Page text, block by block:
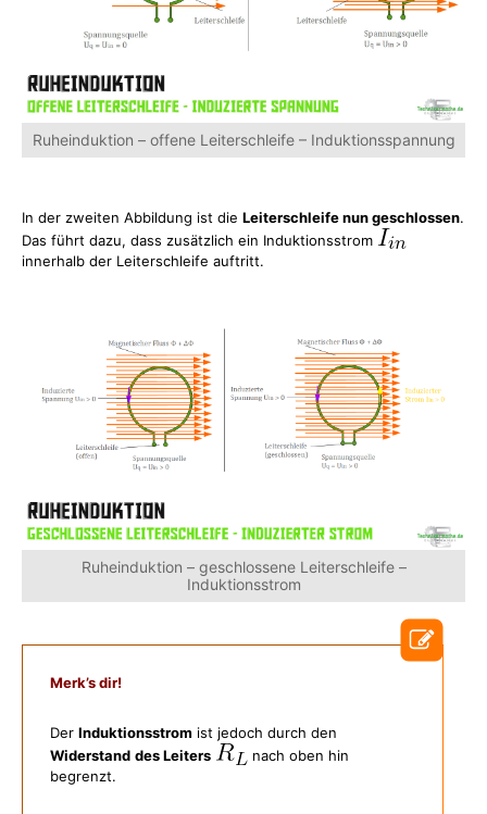
Ruheinduktion – offene Leiterschleife – Induktionsspannung
In der zweiten Abbildung ist die Leiterschleife nun geschlossen.
Das führt dazu, dass zusätzlich ein Induktionsstrom
innerhalb der Leiterschleife auftritt.
Ruheinduktion – geschlossene Leiterschleife –
Induktionsstrom
Merk’s dir!
Der Induktionsstrom ist jedoch durch den
Widerstand des Leiters
nach oben hin
begrenzt.